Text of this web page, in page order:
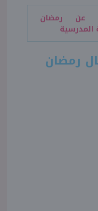
عن رمضان
المدرسية
رمضان